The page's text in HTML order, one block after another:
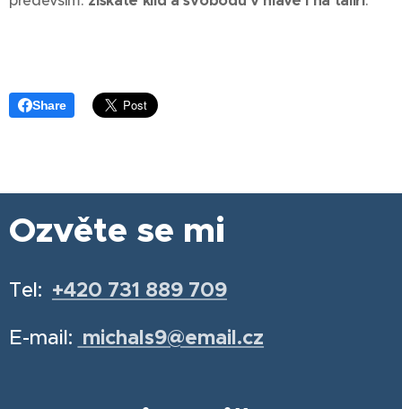
Share
Ozvěte se mi
Tel: +420 731 889 709
E-mail: michals9@email.cz